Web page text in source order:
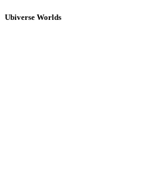
Ubiverse Worlds